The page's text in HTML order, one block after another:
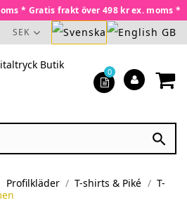
* Gratis frakt över 498 kr ex. moms *
SEK

0
Profilkläder T-shirts & Piké
T-